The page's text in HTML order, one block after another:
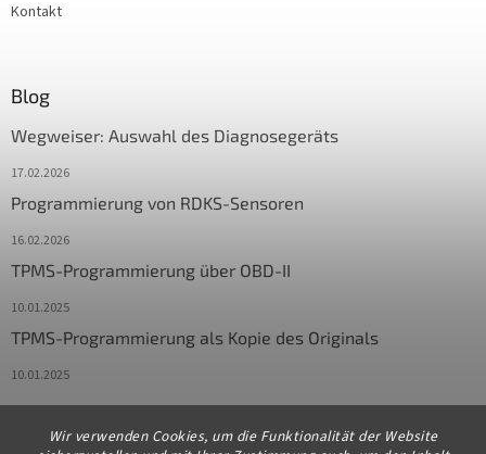
Wir verwenden Cookies, um die Funktionalität der Website
Kontakt
Blog
Wegweiser: Auswahl des Diagnosegeräts
17.02.2026
Programmierung von RDKS-Sensoren
16.02.2026
TPMS-Programmierung über OBD-II
10.01.2025
TPMS-Programmierung als Kopie des Originals
10.01.2025
Kontakt